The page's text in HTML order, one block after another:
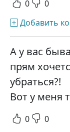
0 0
Добавить
А у вас
прям
убраться?!
Вот у меня
0 0